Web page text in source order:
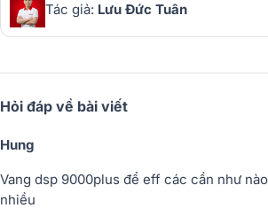
Tác giả: Lưu Đức Tuân
Hỏi đáp về bài viết
Hung
Vang dsp 9000plus để eff các cần như
nhiều